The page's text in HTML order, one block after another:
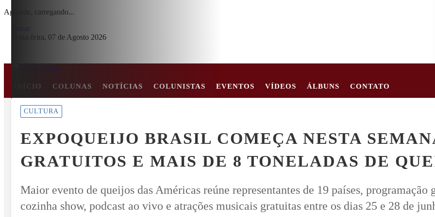
Aguarde, carregando...
Sexta-feira, 07 de Agosto 2026
INÍCIO COLUNAS NOTÍCIAS COLUNISTAS EVENTOS VÍDEOS ÁLBUNS CONTATO
MENU
CULTURA
EXPOQUEIJO BRASIL COMEÇA NESTA
GRATUITOS E MAIS DE 8 TONELADAS DE
Maior evento de queijos das Américas reúne representantes de 19 países,
cozinha show, podcast ao vivo e atrações musicais gratuitas entre os dias 25 e 28 de